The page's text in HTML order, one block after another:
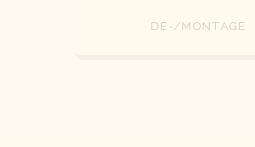
DE-/MONTAGE